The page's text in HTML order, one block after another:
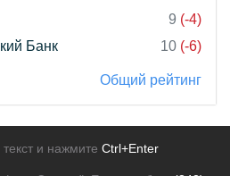
9 (-4)
Банк
10 (-6)
Общий рейтинг
и нажмите Ctrl+Enter